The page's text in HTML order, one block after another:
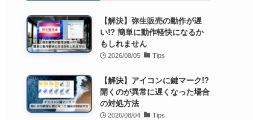
【解決】弥生販売の動作が遅
い!? 簡単に動作軽快になるか
もしれません
2026/08/05 Tips
【解決】アイコンに鍵マーク!?
開くのが異常に遅くなった場合
の対処方法
2026/08/04 Tips